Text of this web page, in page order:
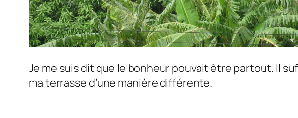
Je me suis dit que le bonheur pouvait être partout. Il
ma terrasse d’une manière différente.